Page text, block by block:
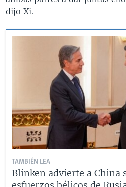
dijo Xi.
TAMBIÉN LEA
Blinken advierte a China